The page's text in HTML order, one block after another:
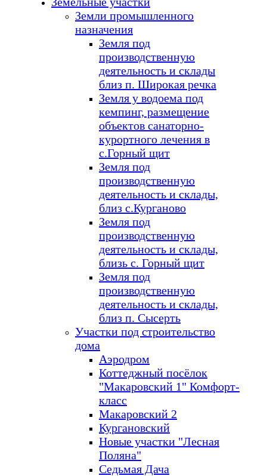
Земли промышленного
назначения
Земля под
производственную
деятельность и склады
близ п. Широкая речка
Земля у водоема под
кемпинг, размещение
объектов санаторно-
курортного лечения в
с.Горный щит
Земля под
производственную
деятельность и склады,
близ с.Курганово
Земля под
производственную
деятельность и склады,
близь с. Горный щит
Земля под
производственную
деятельность и склады,
близ п. Сысерть
Участки под строительство
дома
Аэродром
Коттеджный посёлок
"Макаровский 1" Комфорт-
класс
Макаровский 2
Кургановский
Новые участки "Лесная
Поляна"
Седьмая Дача